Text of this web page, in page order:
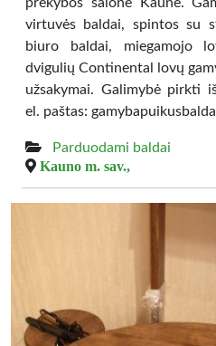
virtuvės baldai, spintos su
biuro baldai, miegamojo
dvigulių Continental lovų
užsakymai. Galimybė pirkti
el. paštas:
Parduodami baldai
Kauno m. sav.,